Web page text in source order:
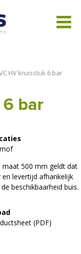
HV kruisstuk 6 bar
6 bar
maat 500 mm geldt dat
en levertijd afhankelijk
beschikbaarheid buis.
(PDF)
Bekijk alle producten